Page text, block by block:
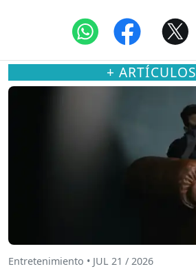
+ ARTÍCULOS
Entretenimiento • JUL 21 / 2026